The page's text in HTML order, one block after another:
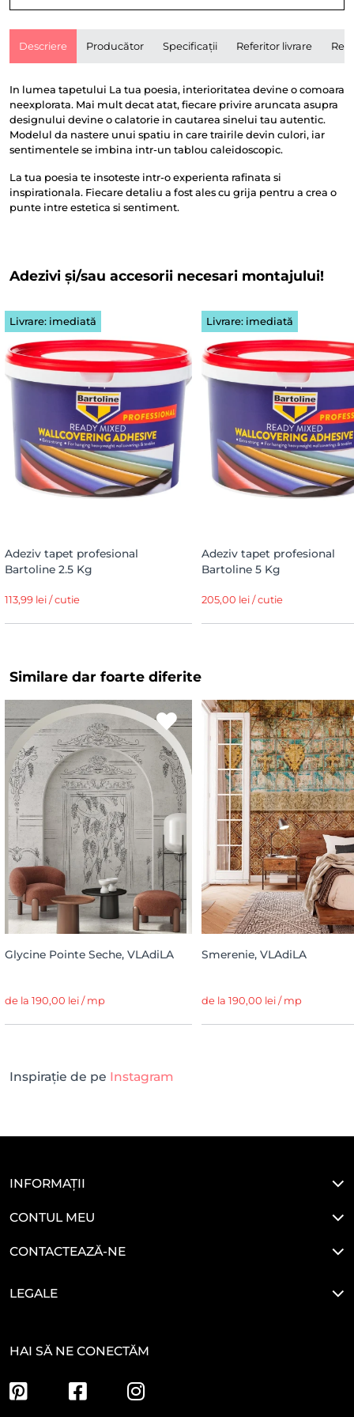
Descriere Producător Specificații Referitor livrare
In lumea tapetului La tua poesia, interioritatea devine o comoara
neexplorata. Mai mult decat atat, fiecare privire aruncata asupra
designului devine o calatorie in cautarea sinelui tau autentic.
Modelul da nastere unui spatiu in care trairile devin culori, iar
sentimentele se imbina intr-un tablou caleidoscopic.
La tua poesia te insoteste intr-o experienta rafinata si
inspirationala. Fiecare detaliu a fost ales cu grija pentru a crea o
punte intre estetica si sentiment.
Adezivi și/sau accesorii necesari montajului!
Livrare: imediată
Adeziv tapet profesional
Bartoline 2.5 Kg
113,99 lei / cutie
Livrare: imediată
Adeziv tapet profesional
Bartoline 5 Kg
205,00 lei / cutie
Similare dar foarte diferite
Glycine Pointe Seche, VLAdiLA
de la 190,00 lei / mp
Smerenie, VLAdiLA
de la 190,00 lei / mp
Inspirație de pe Instagram
INFORMAȚII
CONTUL MEU
CONTACTEAZĂ-NE
LEGALE
HAI SĂ NE CONECTĂM